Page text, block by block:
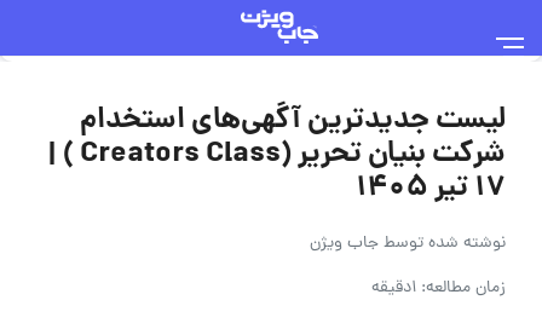
لیست جدیدترین آگهی‌های استخدام
شرکت بنیان تحریر (Creators Class ) |
۱۷ تیر ۱۴۰۵
نوشته شده توسطجاب ویژن
زمان مطالعه: 1دقیقه